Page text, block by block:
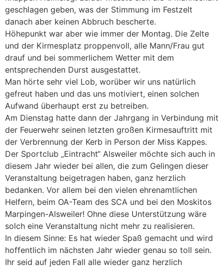
geschlagen geben, was der Stimmung im Festzelt
danach aber keinen Abbruch bescherte.
Höhepunkt war aber wie immer der Montag. Die Zelte
und der Kirmesplatz proppenvoll, alle Mann/Frau gut
drauf und bei sommerlichem Wetter mit dem
entsprechenden Durst ausgestattet.
Man hörte sehr viel Lob, worüber wir uns natürlich
gefreut haben und das uns motiviert, einen solchen
Aufwand überhaupt erst zu betreiben.
Am Dienstag hatte dann der Jahrgang in Verbindung mit
der Feuerwehr seinen letzten großen Kirmesauftritt mit
der Verbrennung der Kerb in Person der Miss Kappes.
Der Sportclub „Eintracht“ Alsweiler möchte sich auch in
diesem Jahr wieder bei allen, die zum Gelingen dieser
Veranstaltung beigetragen haben, ganz herzlich
bedanken. Vor allem bei den vielen ehrenamtlichen
Helfern, beim OA-Team des SCA und bei den Moskitos
Marpingen-Alsweiler! Ohne diese Unterstützung wäre
solch eine Veranstaltung nicht mehr zu realisieren.
In diesem Sinne: Es hat wieder Spaß gemacht und wird
hoffentlich im nächsten Jahr wieder genau so toll sein.
Ihr seid auf jeden Fall alle wieder ganz herzlich